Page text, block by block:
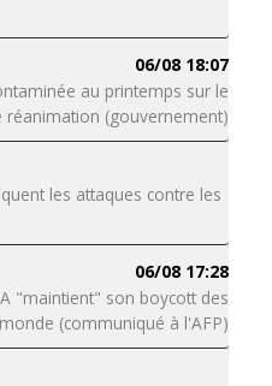
06/08 18:07
au printemps sur le
réanimation (gouvernement)
les attaques contre les
06/08 17:28
"maintient" son boycott des
(communiqué à l'AFP)